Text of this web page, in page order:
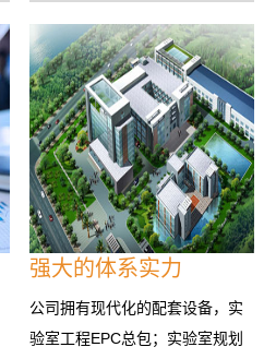
强大的体系实力
公司拥有现代化的配套设备，实
验室工程EPC总包；实验室规划